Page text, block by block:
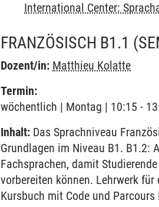
International Center:
FRANZÖSISCH B1.1
Dozent/in: Matthieu Kolatte
Termin:
wöchentlich | Montag | 10:15 -
Inhalt: Das Sprachniveau
Grundlagen im Niveau B1. B1.2:
Fachsprachen, damit
vorbereiten können. Lehrwerk
Kursbuch mit Code und